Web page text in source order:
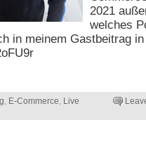
2021
welches
in meinem Gastbeitrag
, E-Commerce, Live